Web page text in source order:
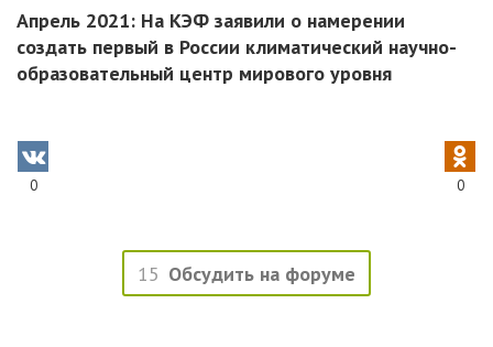
Апрель 2021: На КЭФ заявили о намерении
создать первый в России климатический научно-
образовательный центр мирового уровня
0 0
15 Обсудить на форуме